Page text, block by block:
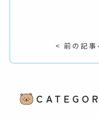
< 前の記事